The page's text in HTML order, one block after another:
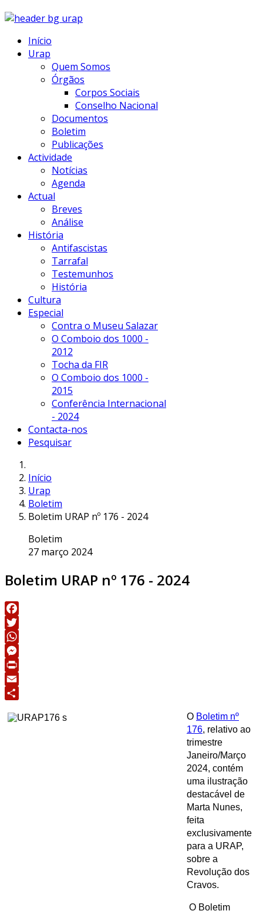
Início
Urap
Quem Somos
Órgãos
Corpos Sociais
Conselho Nacional
Documentos
Boletim
Publicações
Actividade
Notícias
Agenda
Actual
Breves
Análise
História
Antifascistas
Tarrafal
Testemunhos
História
Cultura
Especial
Contra o Museu Salazar
O Comboio dos 1000 -
2012
Tocha da FIR
O Comboio dos 1000 -
2015
Conferência Internacional
- 2024
Contacta-nos
Pesquisar
Início
Urap
Boletim
Boletim URAP nº 176 - 2024
Boletim
27 março 2024
Boletim URAP nº 176 - 2024
Facebook
Twitter
WhatsApp
Messenger
Print
Email
O Boletim nº
176, relativo ao
trimestre
Janeiro/Março
2024, contém
uma ilustração
destacável de
Marta Nunes,
feita
exclusivamente
para a URAP,
sobre a
Revolução dos
Cravos.
O Boletim